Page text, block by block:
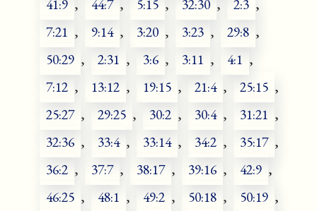
41:9 , 44:7 , 5:15 , 32:30 , 2:3 ,
7:21 , 9:14 , 3:20 , 3:23 , 29:8 ,
50:29 , 2:31 , 3:6 , 3:11 , 4:1 ,
7:12 , 13:12 , 19:15 , 21:4 , 25:15 ,
25:27 , 29:25 , 30:2 , 30:4 , 31:21 ,
32:36 , 33:4 , 33:14 , 34:2 , 35:17 ,
36:2 , 37:7 , 38:17 , 39:16 , 42:9 ,
46:25 , 48:1 , 49:2 , 50:18 , 50:19 ,